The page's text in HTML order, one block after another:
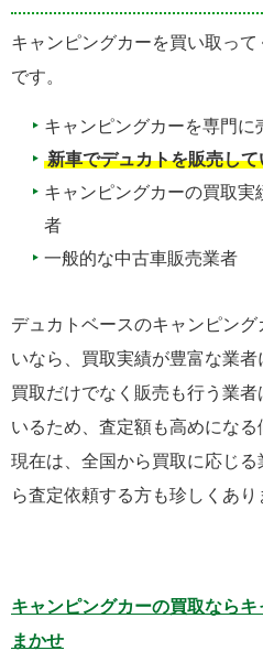
キャンピングカーを買い取っ
です。
キャンピングカーを専門に
新車でデュカトを販売し
キャンピングカーの買取実
者
一般的な中古車販売業者
デュカトベースのキャンピン
いなら、買取実績が豊富な業者
買取だけでなく販売も行う業
いるため、査定額も高めになる
現在は、全国から買取に応じ
ら査定依頼する方も珍しくあり
キャンピングカーの買取なら
まかせ